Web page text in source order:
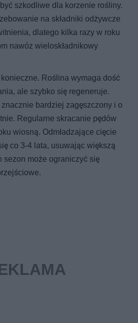
szkodliwe dla korzenie rośliny.
na składniki odżywcze
dlatego kilka razy w roku
nawóz wieloskładnikowy
Roślina wymaga dość
ale szybko się regeneruje.
bardziej zagęszczony i o
Regularne skracanie pędów
wiosną. Odmładzające cięcie
co 3-4 lata, usuwając większą
sezon może ograniczyć się